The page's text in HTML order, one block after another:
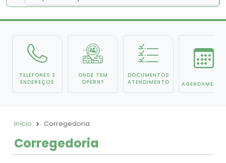
TELEFONES E
ENDEREÇOS
ONDE TEM
DPERN?
DOCUMENTOS
ATENDIMENTO
AGENDAMENTO
Início Corregedoria
Corregedoria